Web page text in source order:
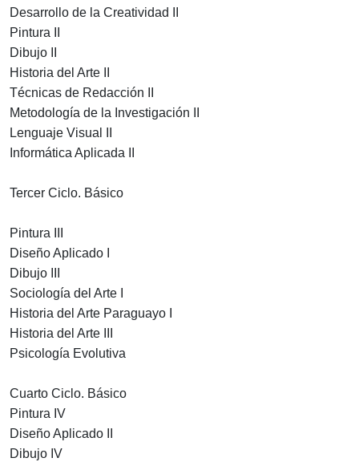
Desarrollo de la Creatividad II
Pintura II
Dibujo II
Historia del Arte II
Técnicas de Redacción II
Metodología de la Investigación II
Lenguaje Visual II
Informática Aplicada II
Tercer Ciclo. Básico
Pintura III
Diseño Aplicado I
Dibujo III
Sociología del Arte I
Historia del Arte Paraguayo I
Historia del Arte III
Psicología Evolutiva
Cuarto Ciclo. Básico
Pintura IV
Diseño Aplicado II
Dibujo IV